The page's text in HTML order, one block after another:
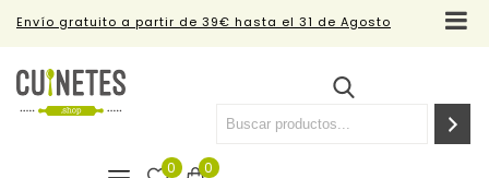
Envío gratuito a partir de 39€ hasta el 31 de Agosto
0
0